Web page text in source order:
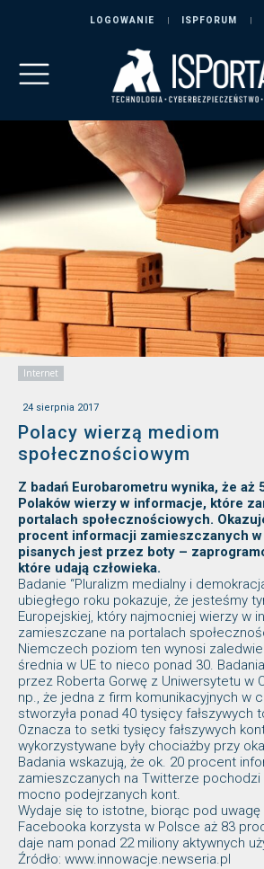
LOGOWANIE ISPFORUM
Internet
24 sierpnia 2017
Polacy wierzą mediom
społecznościowym
Z badań Eurobarometru wynika, że aż
Polaków wierzy w informacje, które
portalach społecznościowych.
procent informacji zamieszczanych
pisanych jest przez boty –
które udają człowieka.
Badanie “Pluralizm medialny i
ubiegłego roku pokazuje, że jesteśmy
Europejskiej, który najmocniej wierzy w
zamieszczane na portalach
Niemczech poziom ten wynosi
średnia w UE to nieco ponad 30.
przez Roberta Gorwę z Uniwersytetu w
np., że jedna z firm komunikacyjnych w
stworzyła ponad 40 tysięcy fałszywych
Oznacza to setki tysięcy fałszywych
wykorzystywane były chociażby przy
Badania wskazują, że ok. 20 procent
zamieszczanych na Twitterze pochodzi
mocno podejrzanych kont.
Wydaje się to istotne, biorąc pod uwagę
Facebooka korzysta w Polsce aż 83
daje nam ponad 22 miliony aktywnych
Źródło: www.innowacje.newseria.pl